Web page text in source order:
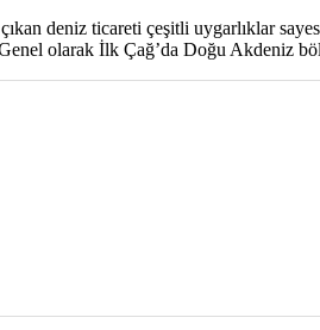
deniz ticareti çeşitli uygarlıklar
olarak İlk Çağ’da Doğu